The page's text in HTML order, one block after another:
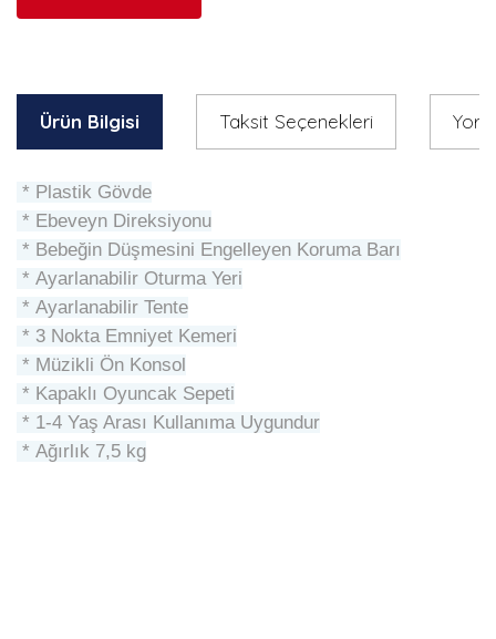
Ürün Bilgisi Taksit Seçenekleri
* Plastik Gövde
* Ebeveyn Direksiyonu
* Bebeğin Düşmesini Engelleyen Koruma Barı
* Ayarlanabilir Oturma Yeri
* Ayarlanabilir Tente
* 3 Nokta Emniyet Kemeri
* Müzikli Ön Konsol
* Kapaklı Oyuncak Sepeti
* 1-4 Yaş Arası Kullanıma Uygundur
* Ağırlık 7,5 kg